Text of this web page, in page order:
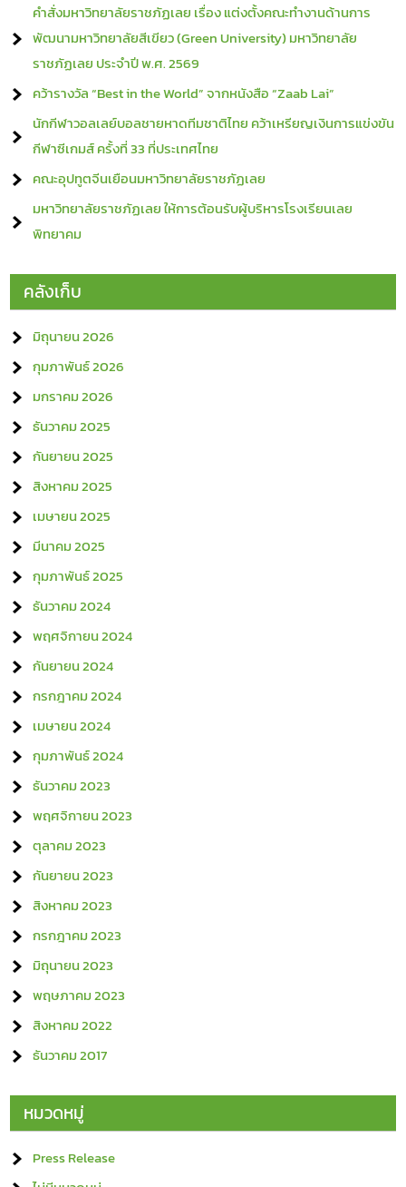
คำสั่งมหาวิทยาลัยราชภัฏเลย เรื่อง แต่งตั้งคณะทำงานด้านการ
พัฒนามหาวิทยาลัยสีเขียว (Green University) มหาวิทยาลัย
ราชภัฏเลย ประจำปี พ.ศ. 2569
คว้ารางวัล “Best in the World” จากหนังสือ “Zaab Lai”
นักกีฬาวอลเลย์บอลชายหาดทีมชาติไทย คว้าเหรียญเงินการแข่งขัน
กีฬาซีเกมส์ ครั้งที่ 33 ที่ประเทศไทย
คณะอุปทูตจีนเยือนมหาวิทยาลัยราชภัฏเลย
มหาวิทยาลัยราชภัฏเลย ให้การต้อนรับผู้บริหารโรงเรียนเลย
พิทยาคม
คลังเก็บ
มิถุนายน 2026
กุมภาพันธ์ 2026
มกราคม 2026
ธันวาคม 2025
กันยายน 2025
สิงหาคม 2025
เมษายน 2025
มีนาคม 2025
กุมภาพันธ์ 2025
ธันวาคม 2024
พฤศจิกายน 2024
กันยายน 2024
กรกฎาคม 2024
เมษายน 2024
กุมภาพันธ์ 2024
ธันวาคม 2023
พฤศจิกายน 2023
ตุลาคม 2023
กันยายน 2023
สิงหาคม 2023
กรกฎาคม 2023
มิถุนายน 2023
พฤษภาคม 2023
สิงหาคม 2022
ธันวาคม 2017
หมวดหมู่
Press Release